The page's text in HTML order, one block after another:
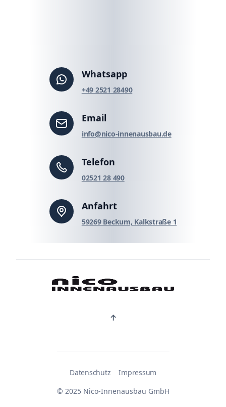
Whatsapp
‪+49 2521 28490‬
Email
info@nico-innenausbau.de
Telefon
02521 28 490
Anfahrt
59269 Beckum, Kalkstraße 1
↑
© 2025 Nico-Innenausbau GmbH
Datenschutz Impressum